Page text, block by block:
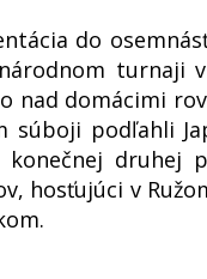
do
turnaji
nad domácimi
súboji podľahli
druhej
hosťujúci v